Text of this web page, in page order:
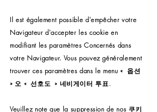
Il est également possible d'empêcher votre
Navigateur d'accepter les cookie en
modifiant les paramètres Concernés dans
votre Navigateur. Vous pouvez généralement
trouver ces paramètres dans le menu « 옵션
» 오 « 선호도 » 네비게이터 투표.
Veuillez note que la suppression de nos 쿠키